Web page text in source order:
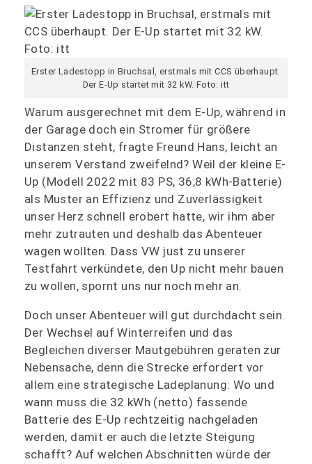
Erster Ladestopp in Bruchsal, erstmals mit CCS überhaupt.
Der E-Up startet mit 32 kW. Foto: itt
Warum ausgerechnet mit dem E-Up, während in
der Garage doch ein Stromer für größere
Distanzen steht, fragte Freund Hans, leicht an
unserem Verstand zweifelnd? Weil der kleine E-
Up (Modell 2022 mit 83 PS, 36,8 kWh-Batterie)
als Muster an Effizienz und Zuverlässigkeit
unser Herz schnell erobert hatte, wir ihm aber
mehr zutrauten und deshalb das Abenteuer
wagen wollten. Dass VW just zu unserer
Testfahrt verkündete, den Up nicht mehr bauen
zu wollen, spornt uns nur noch mehr an.
Doch unser Abenteuer will gut durchdacht sein.
Der Wechsel auf Winterreifen und das
Begleichen diverser Mautgebühren geraten zur
Nebensache, denn die Strecke erfordert vor
allem eine strategische Ladeplanung: Wo und
wann muss die 32 kWh (netto) fassende
Batterie des E-Up rechtzeitig nachgeladen
werden, damit er auch die letzte Steigung
schafft? Auf welchen Abschnitten würde der